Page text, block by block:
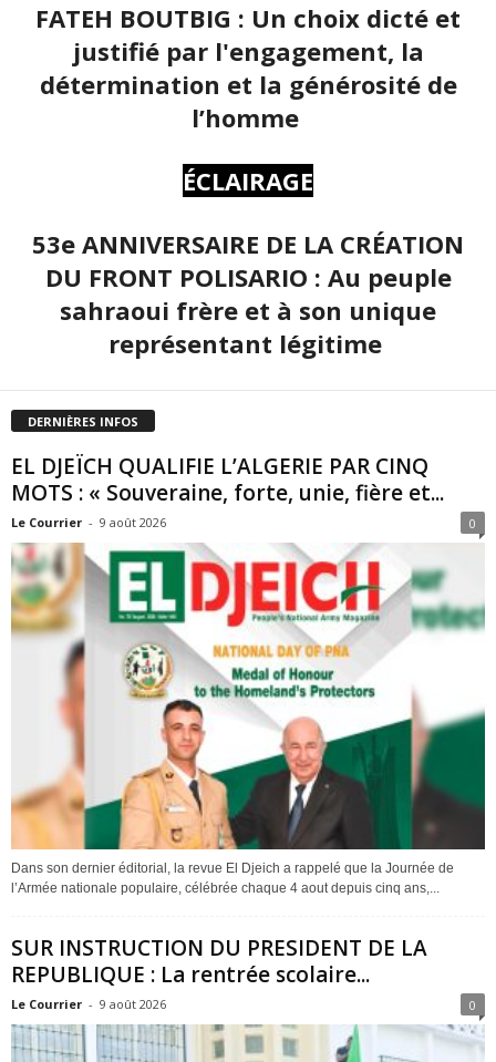
FATEH BOUTBIG : Un choix dicté et
justifié par l'engagement, la
détermination et la générosité de
l’homme
ÉCLAIRAGE
53e ANNIVERSAIRE DE LA CRÉATION
DU FRONT POLISARIO : Au peuple
sahraoui frère et à son unique
représentant légitime
DERNIÈRES INFOS
EL DJEÏCH QUALIFIE L’ALGERIE PAR CINQ
MOTS : « Souveraine, forte, unie, fière et...
Le Courrier - 9 août 2026 0
Dans son dernier éditorial, la revue El Djeich a rappelé que la Journée de
l’Armée nationale populaire, célébrée chaque 4 aout depuis cinq ans,...
SUR INSTRUCTION DU PRESIDENT DE LA
REPUBLIQUE : La rentrée scolaire...
Le Courrier - 9 août 2026 0